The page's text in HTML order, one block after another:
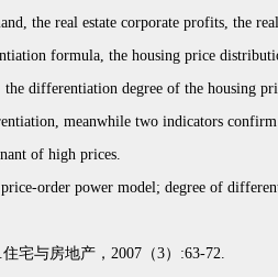
the real estate corporate profits, the
formula, the housing price
differentiation degree of the housing
meanwhile two indicators
of high prices.
order power model; degree of
宅与房地产，2007（3）:63-72.